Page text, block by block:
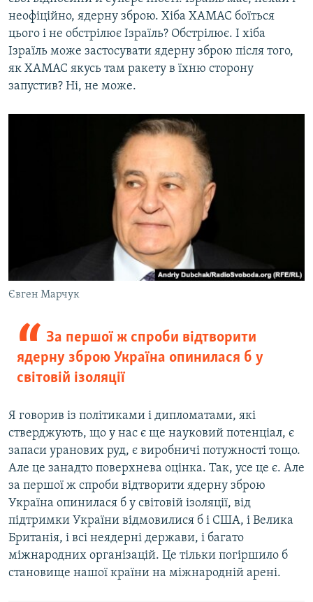
неофіційно, ядерну зброю. Хіба ХАМАС боїться
цього і не обстрілює Ізраїль? Обстрілює. І хіба
Ізраїль може застосувати ядерну зброю після того,
як ХАМАС якусь там ракету в їхню сторону
запустив? Ні, не може.
Євген Марчук
За першої ж спроби відтворити
ядерну зброю Україна опинилася б у
світовій ізоляції
Я говорив із політиками і дипломатами, які
стверджують, що у нас є ще науковий потенціал, є
запаси уранових руд, є виробничі потужності тощо.
Але це занадто поверхнева оцінка. Так, усе це є. Але
за першої ж спроби відтворити ядерну зброю
Україна опинилася б у світовій ізоляції, від
підтримки України відмовилися б і США, і Велика
Британія, і всі неядерні держави, і багато
міжнародних організацій. Це тільки погіршило б
становище нашої країни на міжнародній арені.